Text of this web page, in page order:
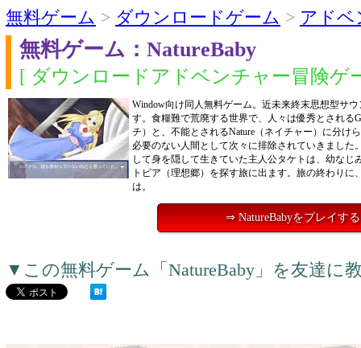
無料ゲーム > ダウンロードゲーム > アドベ
無料ゲーム：NatureBaby
[ ダウンロードアドベンチャー冒険ゲ
Window向け同人無料ゲーム。近未来終末思想型サ
す。食糧難で荒廃する世界で、人々は優秀とされる
チ）と、不能とされるNature（ネイチャー）に分け
必要のない人間として次々に排除されていきました
して身を隠して生きていた主人公タケトは、幼なじ
トピア（理想郷）を探す旅に出ます。旅の終わりに
は。
⇒ NatureBabyをプレイする
▼この無料ゲーム「NatureBaby」を友達に